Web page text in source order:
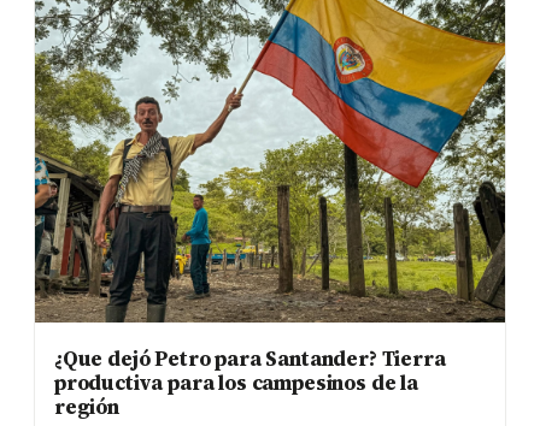
¿Que dejó Petro para Santander? Tierra
productiva para los campesinos de la
región